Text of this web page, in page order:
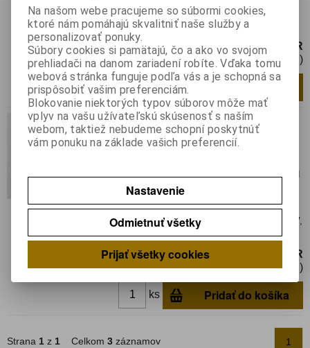
Hmotnosť balenia:0,1515 kg
SF-P101N 16 pin + mechanika
22,26 EUR
18,10 EUR (Cena bez DPH)
ks Pridať do košíka
CD SOHAAU
Katalógové číslo:0133204
Termín dodania(prac.dni)-platí pre sklad
LIESKOVEC:skladom
SOH-AAV optika; náhradný diel =SOHAAV,
SOH-AAV
12,07 EUR
9,82 EUR (Cena bez DPH)
ks Pridať do košíka
Strana 1 z 1 Celkom 3 záznamov 1
Na našom webe pracujeme so súbormi cookies,
ktoré nám pomáhajú skvalitniť naše služby a
personalizovať ponuky.
Súbory cookies si pamätajú, čo a ako vo svojom
prehliadači na danom zariadení robíte. Vďaka tomu
webová stránka funguje podľa vás a je schopná sa
prispôsobiť vašim preferenciám.
Blokovanie niektorých typov súborov môže mať
vplyv na vašu užívateľskú skúsenosť s naším
webom, taktiež nebudeme schopní poskytnúť
vám ponuku na základe vašich preferencií.
Nastavenie
Odmietnuť všetky
Prijať všetky cookies